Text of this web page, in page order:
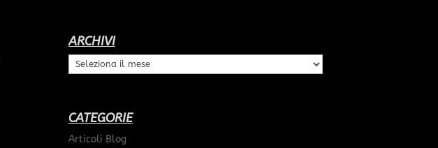
ARCHIVI
Archivi
CATEGORIE
Articoli Blog